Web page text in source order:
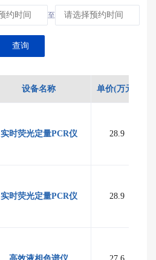
至
设备名称 单价(万元)
实时荧光定量PCR仪 28.9
实时荧光定量PCR仪 28.9